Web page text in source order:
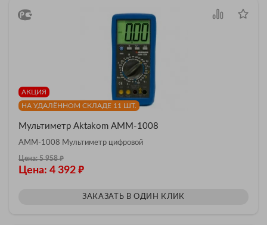
АКЦИЯ
НА УДАЛЁННОМ СКЛАДЕ 11 ШТ.
Мультиметр Aktakom АММ-1008
АММ-1008 Мультиметр цифровой
Цена: 5 958₽
Цена: 4 392 ₽
ЗАКАЗАТЬ В ОДИН КЛИК